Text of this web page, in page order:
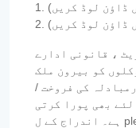
ڈاؤن لوڈ کریں)
ڈاؤن لوڈ کریں)
، قانونی ادارے
کو بیرون ملک
کی فروخت /
بھی پورا کرتی
ہے۔ اندراج کے ل please ، براہ کرم ہماری قریب ترین